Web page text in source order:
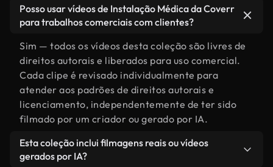
Posso usar vídeos de Instalação Médica da Coverr
para trabalhos comerciais com clientes?
Sim — todos os vídeos desta coleção são livres de
direitos autorais e liberados para uso comercial.
Cada clipe é revisado individualmente para
atender aos padrões de direitos autorais e
licenciamento, independentemente de ter sido
filmado por um criador ou gerado por IA.
Esta coleção inclui filmagens reais ou vídeos
gerados por IA?